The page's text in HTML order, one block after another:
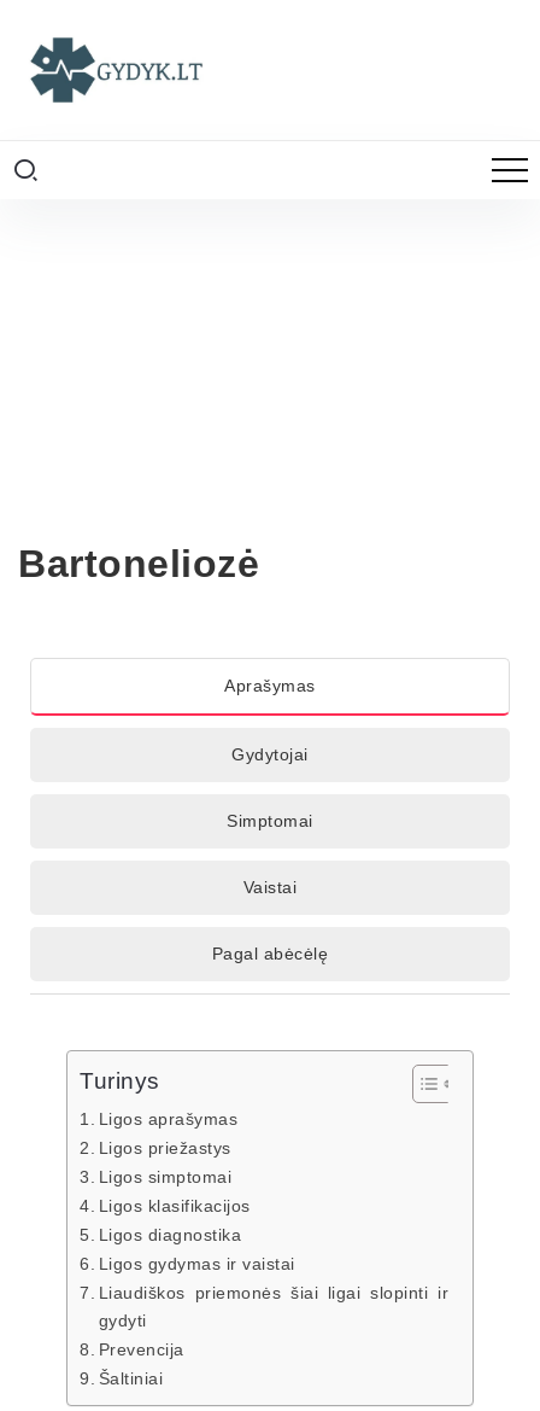
Bartoneliozė
Aprašymas
Gydytojai
Simptomai
Vaistai
Pagal abėcėlę
Turinys
Ligos aprašymas
Ligos priežastys
Ligos simptomai
Ligos klasifikacijos
Ligos diagnostika
Ligos gydymas ir vaistai
Liaudiškos priemonės šiai ligai slopinti ir
gydyti
Prevencija
Šaltiniai